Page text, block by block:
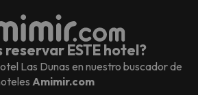
reservar ESTE hotel?
Las Dunas en nuestro buscador de
Amimir.com